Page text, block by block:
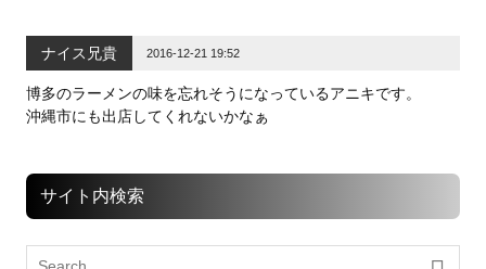
ナイス兄貴 2016-12-21 19:52
博多のラーメンの味を忘れそうになっているアニキです。
沖縄市にも出店してくれないかなぁ
サイト内検索